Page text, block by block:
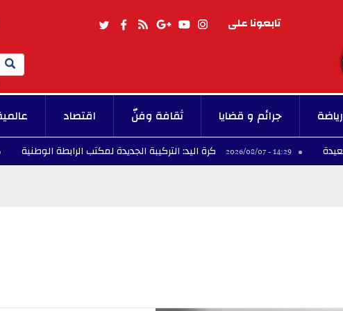
تابعونا على
Search
رياضة جرائم و قضايا ثقافة وفنّ اقتصاد
14:29 - 2026/08/07 كرة اليد: التركيبة الجديدة لمكتب الرابطة الوطنية 13:44 - 2026/08/07